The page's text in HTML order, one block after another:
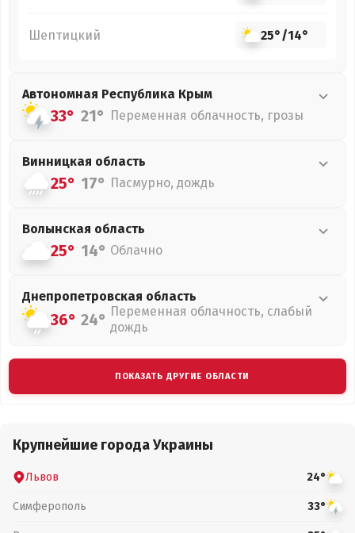
Шептицкий 25°/14°
Автономная Республика Крым
33° 21° Переменная облачность, грозы
Винницкая область
25° 17° Пасмурно, дождь
Волынская область
25° 14° Облачно
Днепропетровская область
36° 24° Переменная облачность, слабый
дождь
ПОКАЗАТЬ ДРУГИЕ ОБЛАСТИ
Крупнейшие города Украины
Львов 24°
Симферополь 33°